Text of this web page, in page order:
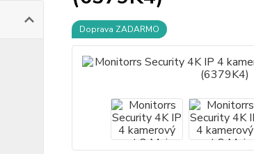
Doprava ZADARMO